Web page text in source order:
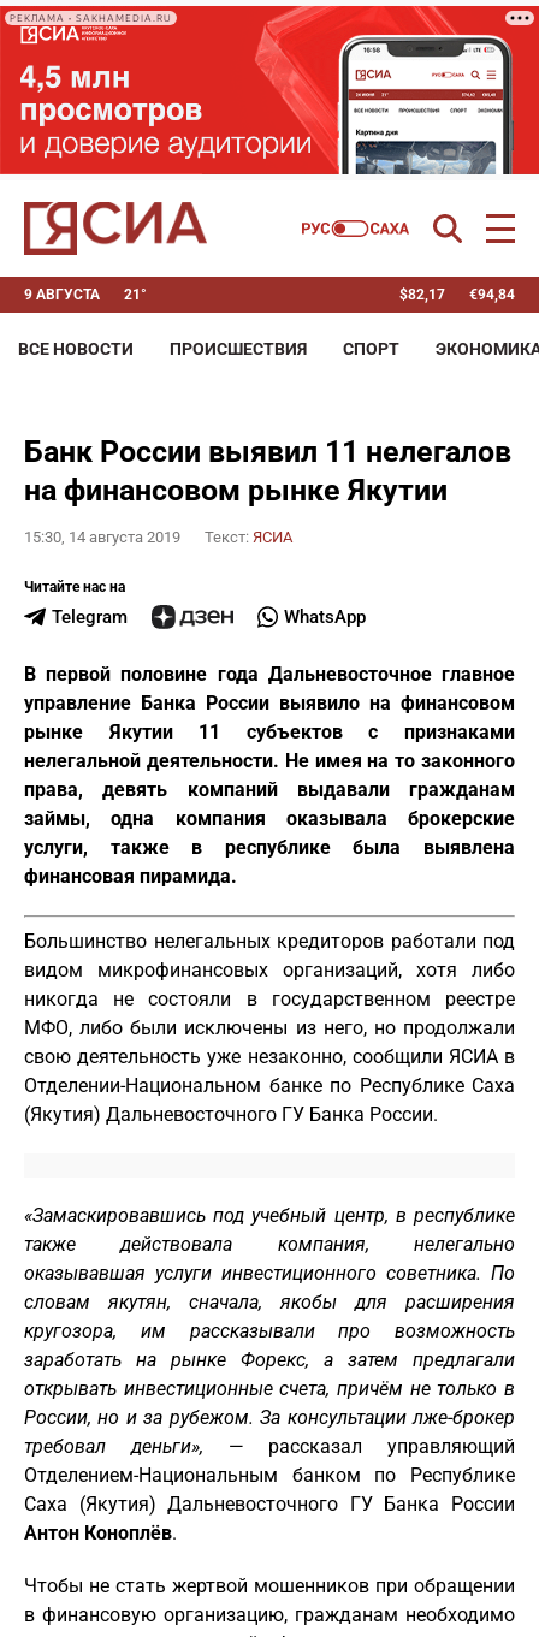
РЕКЛАМА • SAKHAMEDIA.RU
9 АВГУСТА 21° $82,17 €94,84
ВСЕ НОВОСТИ ПРОИСШЕСТВИЯ СПОРТ
Банк России выявил 11 нелегалов
на финансовом рынке Якутии
15:30, 14 августа 2019 Текст: ЯСИА
Читайте нас на
Telegram WhatsApp
В первой половине года Дальневосточное главное
управление Банка России выявило на финансовом
рынке Якутии 11 субъектов с признаками
нелегальной деятельности. Не имея на то законного
права, девять компаний выдавали гражданам
займы, одна компания оказывала брокерские
услуги, также в республике была выявлена
финансовая пирамида.
Большинство нелегальных кредиторов работали под
видом микрофинансовых организаций, хотя либо
никогда не состояли в государственном реестре
МФО, либо были исключены из него, но продолжали
свою деятельность уже незаконно, сообщили ЯСИА в
Отделении-Национальном банке по Республике Саха
(Якутия) Дальневосточного ГУ Банка России.
«Замаскировавшись под учебный центр, в республике
также действовала компания, нелегально
оказывавшая услуги инвестиционного советника. По
словам якутян, сначала, якобы для расширения
кругозора, им рассказывали про возможность
заработать на рынке Форекс, а затем предлагали
открывать инвестиционные счета, причём не только в
России, но и за рубежом. За консультации лже-брокер
требовал деньги», — рассказал управляющий
Отделением-Национальным банком по Республике
Саха (Якутия) Дальневосточного ГУ Банка России
Антон Коноплёв.
Чтобы не стать жертвой мошенников при обращении
в финансовую организацию, гражданам необходимо